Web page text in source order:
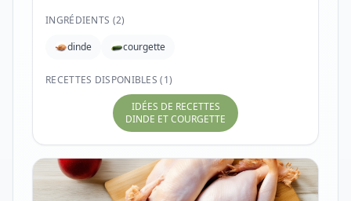
INGRÉDIENTS (2)
dinde
courgette
RECETTES DISPONIBLES (1)
IDÉES DE RECETTES
DINDE ET COURGETTE